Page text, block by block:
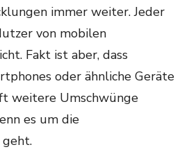
immer weiter. Jeder
von mobilen
Fakt ist aber, dass
oder ähnliche Geräte
weitere Umschwünge
es um die